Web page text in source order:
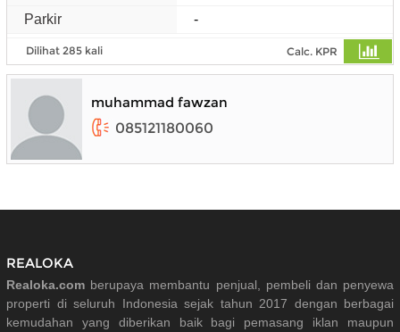
Parkir
-
Dilihat 285 kali Calc. KPR
muhammad fawzan
085121180060
REALOKA
Realoka.com berupaya membantu penjual, pembeli dan penyewa
properti di seluruh Indonesia sejak tahun 2017 dengan berbagai
kemudahan yang diberikan baik bagi pemasang iklan maupun